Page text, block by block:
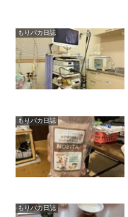
もりバカ日誌
もりバカ日誌
もりバカ日誌